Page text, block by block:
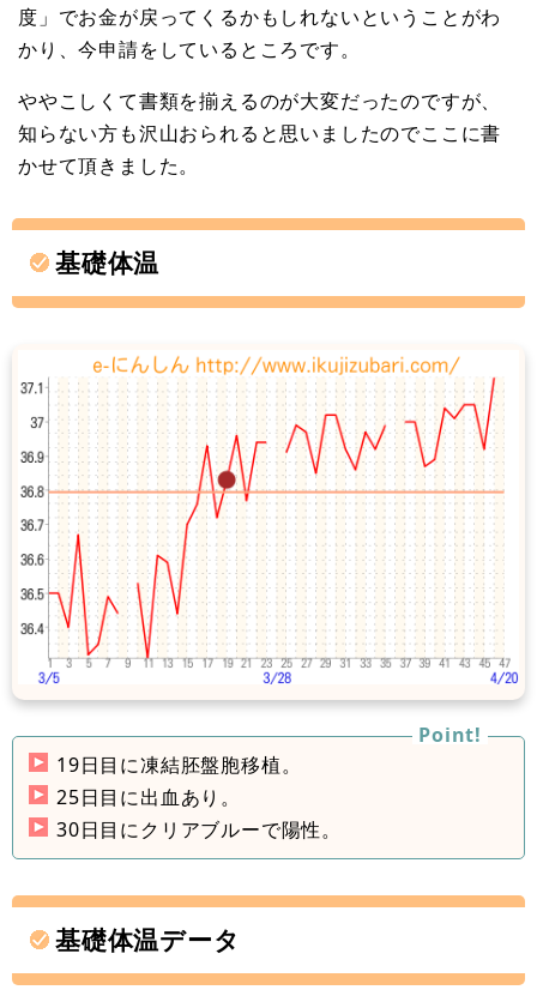
度」でお金が戻ってくるかもしれないということがわ
かり、今申請をしているところです。
ややこしくて書類を揃えるのが大変だったのですが、
知らない方も沢山おられると思いましたのでここに書
かせて頂きました。
基礎体温
19日目に凍結胚盤胞移植。
25日目に出血あり。
30日目にクリアブルーで陽性。
基礎体温データ